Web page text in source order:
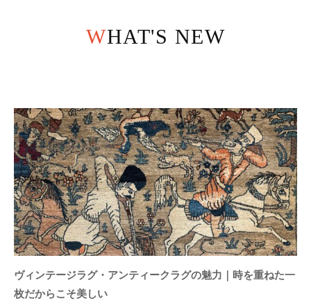
WHAT'S NEW
ヴィンテージラグ・アンティークラグの魅力｜時を重ねた一
枚だからこそ美しい